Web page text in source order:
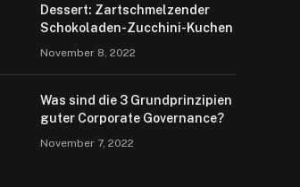
Dessert: Zartschmelzender
Schokoladen-Zucchini-Kuchen
November 8, 2022
Was sind die 3 Grundprinzipien
guter Corporate Governance?
November 7, 2022